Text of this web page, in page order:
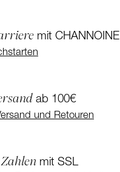
mit CHANNOINE
ab 100€
und Retouren
Zahlen mit SSL